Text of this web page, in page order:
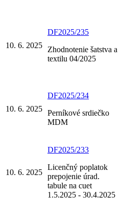
10. 6. 2025
DF2025/235
Zhodnotenie šatstva a
textilu 04/2025
10. 6. 2025
DF2025/234
Perníkové srdiečko
MDM
10. 6. 2025
DF2025/233
Licenčný poplatok
prepojenie úrad.
tabule na cuet
1.5.2025 - 30.4.2025